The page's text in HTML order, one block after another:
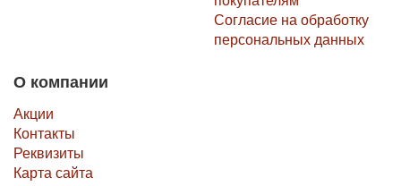
Согласие на обработку
персональных данных
О компании
Акции
Контакты
Реквизиты
Карта сайта